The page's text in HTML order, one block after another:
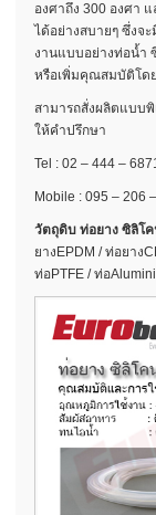
องศาถึง 300 องศา
ได้อย่างสบายๆ ซึ่งจ
งานแบบอย่างท่อน้ำ
หรือเพิ่มคุณสมบัติโดย
สามารถสั่งผลิตแบบ
ให้คำปรึกษา
Tel : 02 – 444 –
Mobile : 095 – 206
วัตถุดิบ ท่อยาง ซิลิโค
ยางEPDM / ท่อยาง
ท่อPTFE / ท่อ